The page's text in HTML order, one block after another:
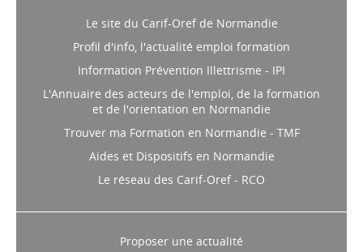
Le site du Carif-Oref de Normandie
Profil d'info, l'actualité emploi formation
Information Prévention Illettrisme - IPI
L'Annuaire des acteurs de l'emploi, de la formation
et de l'orientation en Normandie
Trouver ma Formation en Normandie - TMF
Aides et Dispositifs en Normandie
Le réseau des Carif-Oref - RCO
Proposer une actualité